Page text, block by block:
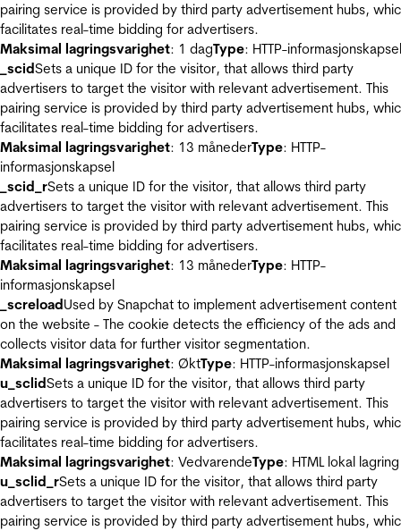
pairing service is provided by third party advertisement hubs,
facilitates real-time bidding for advertisers.
Maksimal lagringsvarighet: 1 dagType: HTTP-informasjonskapsel
_scidSets a unique ID for the visitor, that allows third party
advertisers to target the visitor with relevant advertisement. This
pairing service is provided by third party advertisement hubs,
facilitates real-time bidding for advertisers.
Maksimal lagringsvarighet: 13 månederType: HTTP-
informasjonskapsel
_scid_rSets a unique ID for the visitor, that allows third party
advertisers to target the visitor with relevant advertisement. This
pairing service is provided by third party advertisement hubs,
facilitates real-time bidding for advertisers.
Maksimal lagringsvarighet: 13 månederType: HTTP-
informasjonskapsel
_screloadUsed by Snapchat to implement advertisement content
on the website - The cookie detects the efficiency of the ads and
collects visitor data for further visitor segmentation.
Maksimal lagringsvarighet: ØktType: HTTP-informasjonskapsel
u_sclidSets a unique ID for the visitor, that allows third party
advertisers to target the visitor with relevant advertisement. This
pairing service is provided by third party advertisement hubs,
facilitates real-time bidding for advertisers.
Maksimal lagringsvarighet: VedvarendeType: HTML lokal lagring
u_sclid_rSets a unique ID for the visitor, that allows third party
advertisers to target the visitor with relevant advertisement. This
pairing service is provided by third party advertisement hubs,